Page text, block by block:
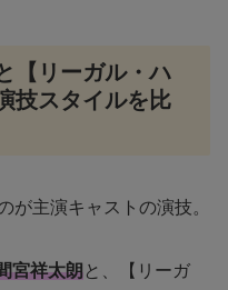
【リーガル・ハ
技スタイルを比
が主演キャストの演技。
宮祥太朗と、【リーガ